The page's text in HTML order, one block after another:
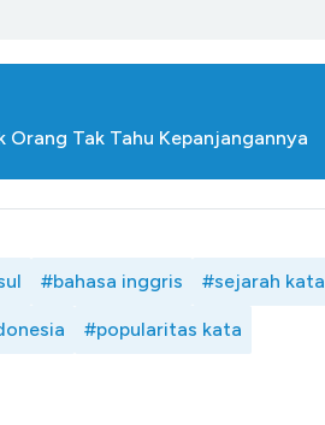
Tak Tahu Kepanjangannya
#bahasa inggris #sejarah kata
#popularitas kata